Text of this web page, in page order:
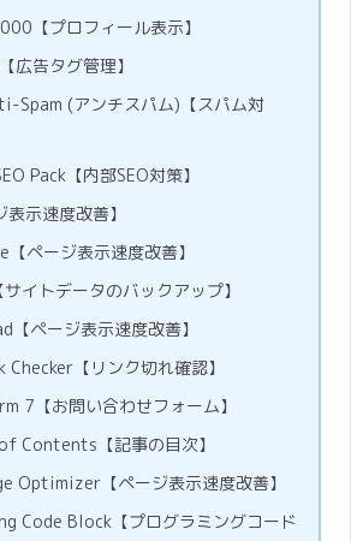
【プロフィール表示】
広告タグ管理】
Spam (アンチスパム)【スパム対
Pack【内部SEO対策】
示速度改善】
ページ表示速度改善】
イトデータのバックアップ】
【ページ表示速度改善】
【リンク切れ確認】
7【お問い合わせフォーム】
Contents【記事の目次】
Optimizer【ページ表示速度改善】
Code Block【プログラミングコード